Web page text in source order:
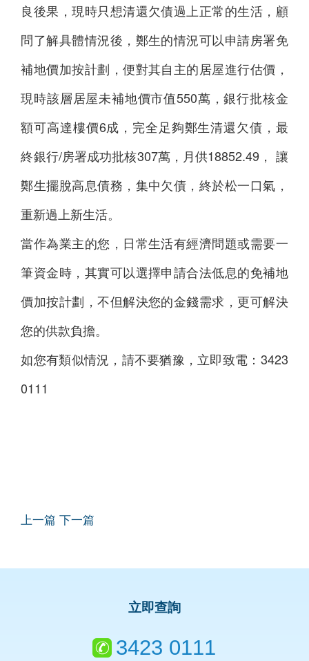
良後果，現時只想清還欠債過上正常的生活，顧
問了解具體情況後，鄭生的情況可以申請房署免
補地價加按計劃，便對其自主的居屋進行估價，
現時該層居屋未補地價市值550萬，銀行批核金
額可高達樓價6成，完全足夠鄭生清還欠債，最
終銀行/房署成功批核307萬，月供18852.49， 讓
鄭生擺脫高息債務，集中欠債，終於松一口氣，
重新過上新生活。
當作為業主的您，日常生活有經濟問題或需要一
筆資金時，其實可以選擇申請合法低息的免補地
價加按計劃，不但解決您的金錢需求，更可解決
您的供款負擔。
如您有類似情況，請不要猶豫，立即致電：3423
0111
上一篇 下一篇
立即查詢
3423 0111